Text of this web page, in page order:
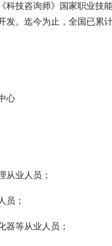
技咨询师》国家职业技
。迄今为止，全国已累
心
从业人员；
员；
器等从业人员；